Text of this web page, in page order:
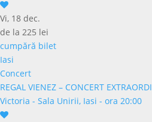
Vi, 18 dec.
de la 225 lei
cumpără bilet
Iasi
Concert
REGAL VIENEZ – CONCERT
Victoria - Sala Unirii, Iasi - ora 20:00